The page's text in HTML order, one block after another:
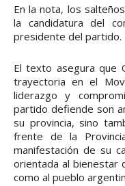
En la nota, los
la candidatura del
presidente del partido.
El texto asegura que
trayectoria en el
liderazgo y
partido defiende son
su provincia, sino
frente de la
manifestación de su
orientada al bienestar
como al pueblo